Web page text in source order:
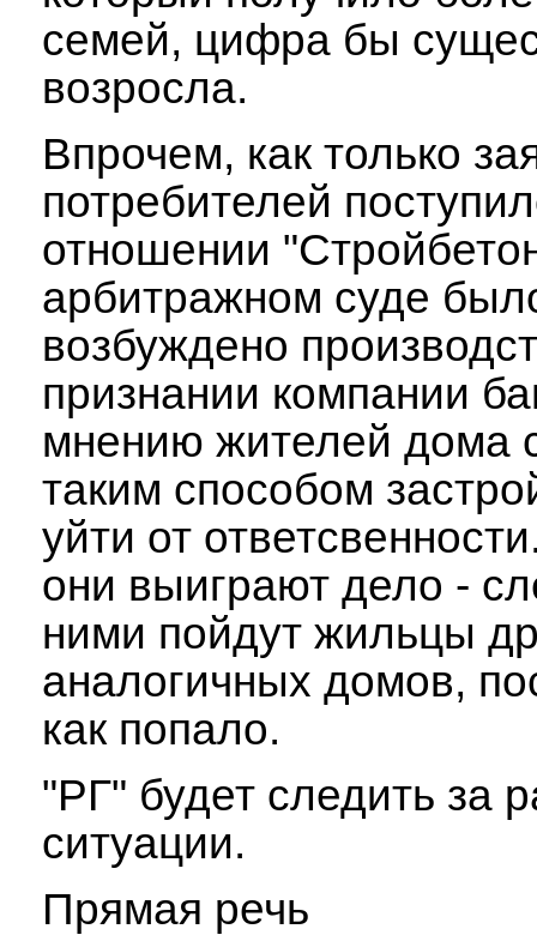
семей, цифра бы
возросла.
Впрочем, как только
потребителей
отношении
арбитражном суде
возбуждено
признании компании
мнению жителей дома
таким способом
уйти от
они выиграют дело -
ними пойдут жильцы
аналогичных домов,
как попало.
"РГ" будет следить за
ситуации.
Прямая речь